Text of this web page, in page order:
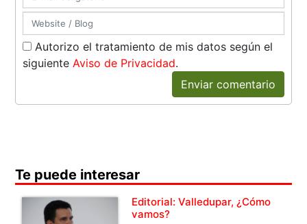
Autorizo el tratamiento de mis datos según el
siguiente Aviso de Privacidad.
Enviar comentario
Te puede interesar
Editorial: Valledupar, ¿Cómo
vamos?